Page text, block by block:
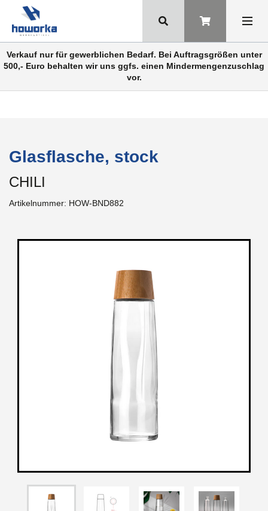
Verkauf nur für gewerblichen Bedarf. Bei Auftragsgrößen unter
500,- Euro behalten wir uns ggfs. einen Mindermengenzuschlag
vor.
Glasflasche, stock
CHILI
Artikelnummer: HOW-BND882